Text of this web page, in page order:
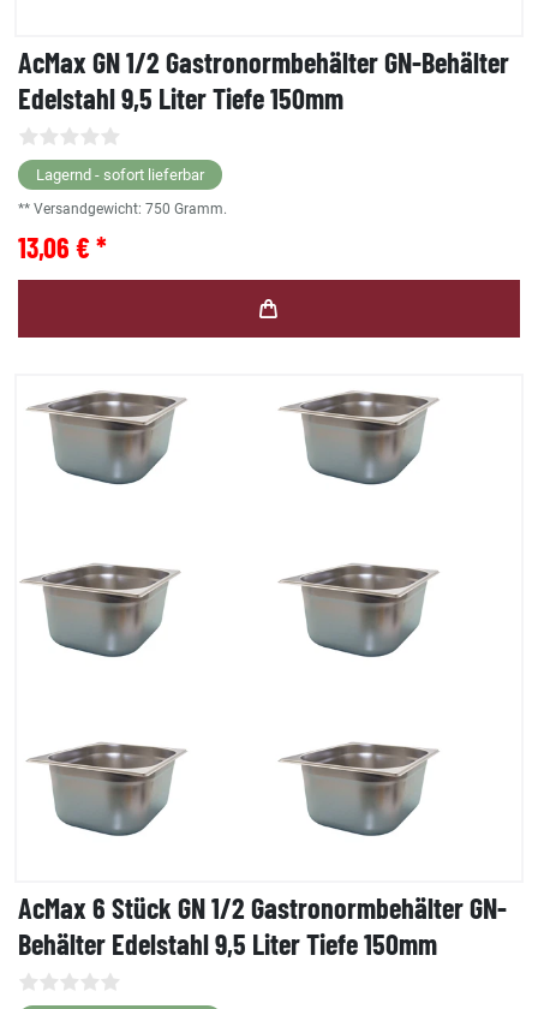
AcMax GN 1/2 Gastronormbehälter GN-Behälter
Edelstahl 9,5 Liter Tiefe 150mm
Lagernd - sofort lieferbar
** Versandgewicht: 750 Gramm.
13,06 € *
AcMax 6 Stück GN 1/2 Gastronormbehälter GN-
Behälter Edelstahl 9,5 Liter Tiefe 150mm